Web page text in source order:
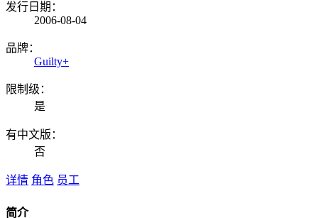
发行日期：
2006-08-04
品牌：
Guilty+
限制级：
是
有中文版：
否
详情 角色 员工
简介